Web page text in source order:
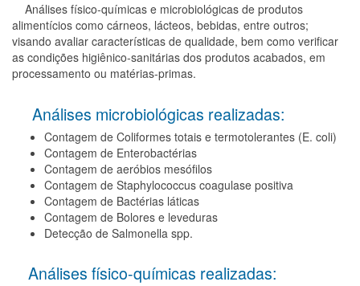
Análises físico-químicas e microbiológicas de produtos
alimentícios como cárneos, lácteos, bebidas, entre outros;
visando avaliar características de qualidade, bem como verificar
as condições higiênico-sanitárias dos produtos acabados, em
processamento ou matérias-primas.
Análises microbiológicas realizadas:
Contagem de Coliformes totais e termotolerantes (E. coli)
Contagem de Enterobactérias
Contagem de aeróbios mesófilos
Contagem de Staphylococcus coagulase positiva
Contagem de Bactérias láticas
Contagem de Bolores e leveduras
Detecção de Salmonella spp.
Análises físico-químicas realizadas: